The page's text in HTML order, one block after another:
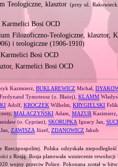
Teologiczne, klasztor (przy ul.
Bosi OCD
Filozoficzno‐Teologiczne, klasztor,
i teologiczne (1906‐1910)
Bosi OCD
Karmelici Bosi OCD
Kazimierz, BUKLAREWICZ Michał,
Ferdynand Tymoteusz (o. Błażej),KLAMM
Adolf, KROCZEKWilhelm, KRYGIELSKI
MAŁACZYŃSKIAdam, MAZUR Kazimierz,
(o. Cyprian),SKORUPKA Ignacy Jan,
Jan, ZAWISZA Józef, ZDANOWICZJakub
Rzeczpospolitej. Polska odzyskała
z Rosją. Rosja planowała wzniecenie
wojny przeciw Polsce. Pokonana został w